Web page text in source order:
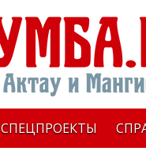
СПЕЦПРОЕКТЫ